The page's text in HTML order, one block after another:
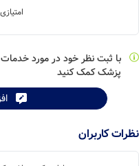
با ثبت نظر خود در مورد خدمات
پزشک کمک کنید
کاربران